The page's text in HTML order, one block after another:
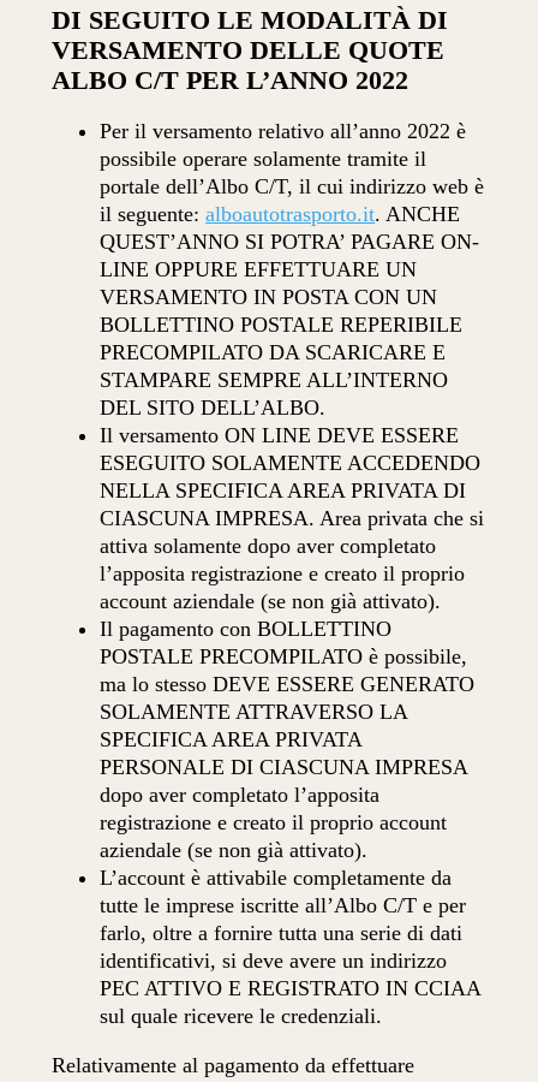
DI SEGUITO LE MODALITÀ DI
VERSAMENTO DELLE QUOTE
ALBO C/T PER L’ANNO 2022
Per il versamento relativo all’anno 2022 è
possibile operare solamente tramite il
portale dell’Albo C/T, il cui indirizzo web è
il seguente:alboautotrasporto.it. ANCHE
QUEST’ANNO SI POTRA’ PAGARE ON-
LINE OPPURE EFFETTUARE UN
VERSAMENTO IN POSTA CON UN
BOLLETTINO POSTALE REPERIBILE
PRECOMPILATO DA SCARICARE E
STAMPARE SEMPRE ALL’INTERNO
DEL SITO DELL’ALBO.
Il versamento ON LINE DEVE ESSERE
ESEGUITO SOLAMENTE ACCEDENDO
NELLA SPECIFICA AREA PRIVATA DI
CIASCUNA IMPRESA. Area privata che si
attiva solamente dopo aver completato
l’apposita registrazione e creato il proprio
account aziendale (se non già attivato).
Il pagamento con BOLLETTINO
POSTALE PRECOMPILATO è possibile,
ma lo stesso DEVE ESSERE GENERATO
SOLAMENTE ATTRAVERSO LA
SPECIFICA AREA PRIVATA
PERSONALE DI CIASCUNA IMPRESA
dopo aver completato l’apposita
registrazione e creato il proprio account
aziendale (se non già attivato).
L’account è attivabile completamente da
tutte le imprese iscritte all’Albo C/T e per
farlo, oltre a fornire tutta una serie di dati
identificativi, si deve avere un indirizzo
PEC ATTIVO E REGISTRATO IN CCIAA
sul quale ricevere le credenziali.
Relativamente al pagamento da effettuare